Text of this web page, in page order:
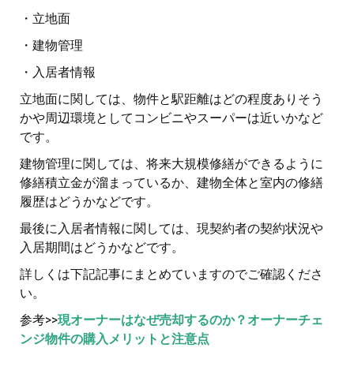
・立地面
・建物管理
・入居者情報
立地面に関しては、物件と駅距離はどの程度ありそう
かや周辺環境としてコンビニやスーパーは近いかなど
です。
建物管理に関しては、将来大規模修繕ができるように
修繕積立金が溜まっているか、建物全体と室内の修繕
履歴はどうかなどです。
最後に入居者情報に関しては、現契約者の契約状況や
入居期間はどうかなどです。
詳しくは下記記事にまとめていますのでご確認くださ
い。
参考>>現オーナーはなぜ売却するのか？オーナーチェ
ンジ物件の購入メリットと注意点